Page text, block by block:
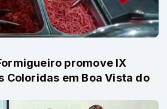
promove IX
Coloridas em Boa Vista do